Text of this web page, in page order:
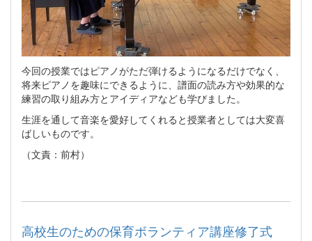
今回の授業ではピアノがただ弾けるようになるだけでなく、
将来ピアノを趣味にできるように、譜面の読み方や効果的な
練習の取り組み方とアイディアなども学びました。
生涯を通して音楽を愛好してくれると授業者としては大変喜
ばしいものです。
（文責：前村）
高校生のための保育ボランティア講座修了式